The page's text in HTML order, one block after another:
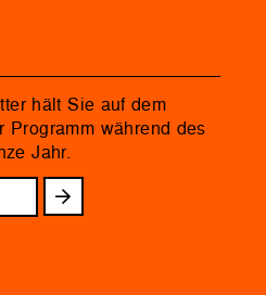
hält Sie auf dem
Programm während des
Jahr.